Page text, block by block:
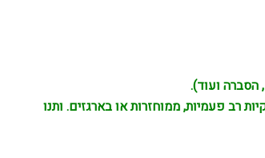
הסברה ועוד).
פעמיות, ממוחזרות או בארגזים. ותנו